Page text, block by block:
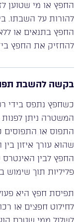
החפץ או מי שטוען
להורות על השבתו.
החפץ בתנאים או
להחזיק את החפץ
בקשה להשבת
כשחפץ נתפס בידי
המשטרה ניתן
התפוס או התפוסים
שהוא עורך איזון
החפץ לבין האינטרס
פליליות תוך
תפיסת חפץ היא
לחילוט חפצים או